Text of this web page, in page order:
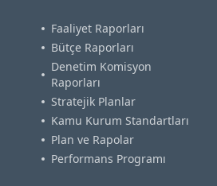
Faaliyet Raporları
Bütçe Raporları
Denetim Komisyon
Raporları
Stratejik Planlar
Kamu Kurum Standartları
Plan ve Rapolar
Performans Programı